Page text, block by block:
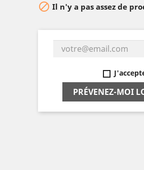
 Il n'y a pas assez de
PRÉVENEZ-MOI